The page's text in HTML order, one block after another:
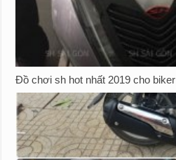
Đồ chơi sh hot nhất 2019 cho biker